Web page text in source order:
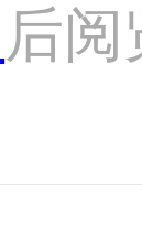
后阅